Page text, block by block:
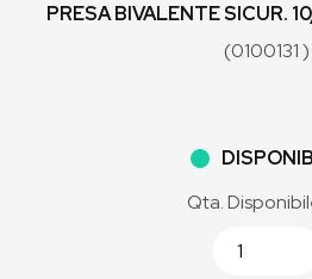
PRESA BIVALENTE SICUR.
(0100131 )
Qta.